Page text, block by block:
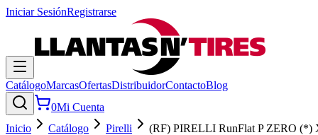
Iniciar SesiónRegistrarse
CatálogoMarcasOfertasDistribuidorContactoBlog
0Mi Cuenta
Inicio
Catálogo Pirelli (RF) PIRELLI RunFlat P ZERO (*)